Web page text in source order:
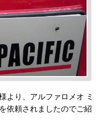
より、アルファロメオ ミ
依頼されましたのでご紹